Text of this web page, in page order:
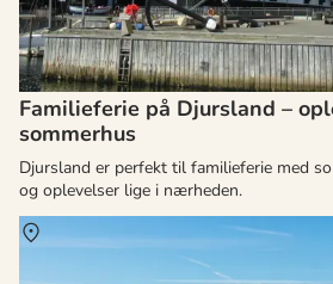
Familieferie på Djursland –
sommerhus
Djursland er perfekt til familieferie med
og oplevelser lige i nærheden.